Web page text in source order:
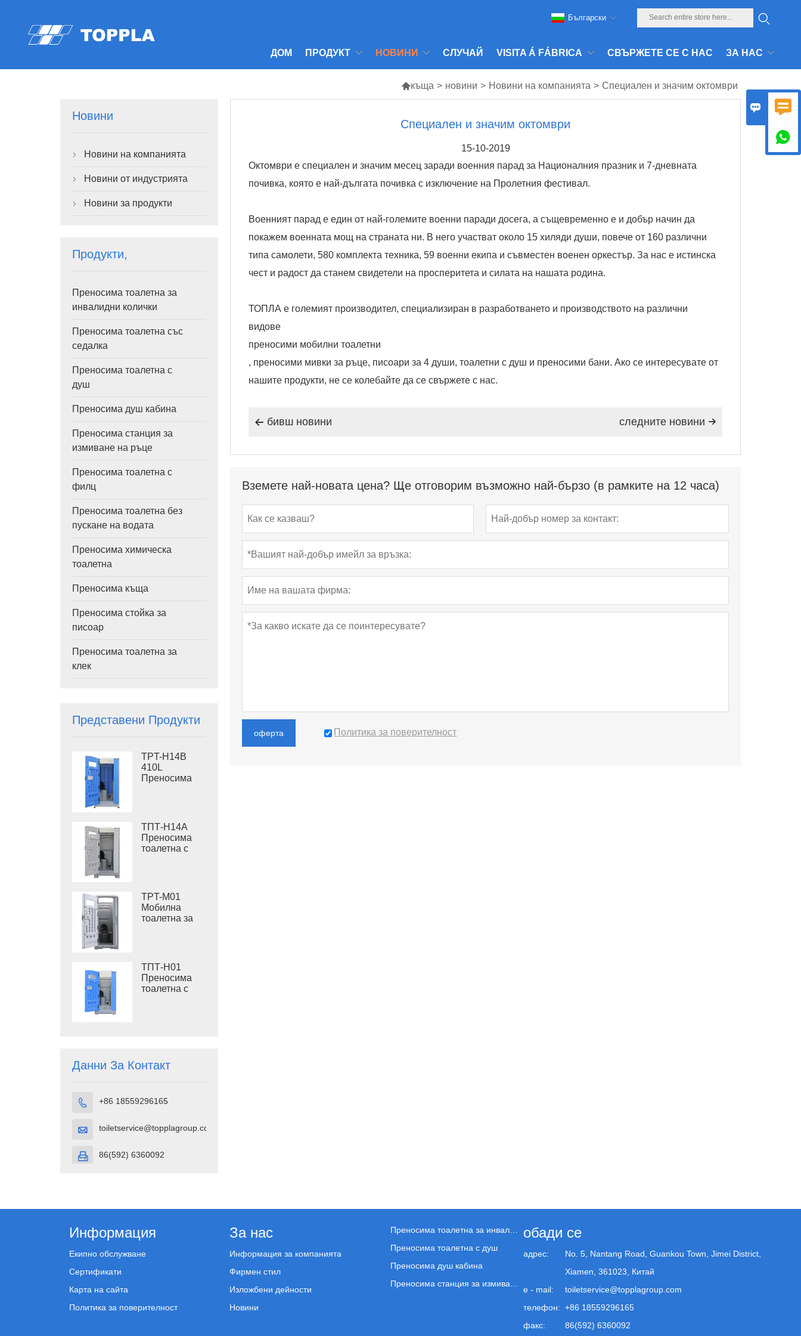
ДОМ ПРОДУКТ НОВИНИ СЛУЧАЙ VISITA Á FÁBRICA СВЪРЖЕТЕ СЕ С НАС ЗА НАС
Български
къща > новини > Новини на компанията > Специален и значим октомври
Новини
 Новини на компанията
 Новини от индустрията
 Новини за продукти
Продукти,
Преносима тоалетна за
инвалидни колички
Преносима тоалетна със
седалка
Преносима тоалетна с
душ
Преносима душ кабина
Преносима станция за
измиване на ръце
Преносима тоалетна с
филц
Преносима тоалетна без
пускане на водата
Преносима химическа
тоалетна
Преносима къща
Преносима стойка за
писоар
Преносима тоалетна за
клек
Представени Продукти
TPT-H14B
410L
Преносима
стоманена
платформа,
преносима
тоалетна за
ТПТ-H14A
Преносима
тоалетна с
отпадъци,
външна
пластмасова
тоалетна
TPT-M01
Мобилна
тоалетна за
ТПТ-H01
Преносима
тоалетна с
Данни За Контакт
 +86 18559296165
 toiletservice@topplagroup.com
 86(592) 6360092
Специален и значим октомври
15-10-2019
Октомври е специален и значим месец заради военния парад за Националния празник и 7-дневната
почивка, която е най-дългата почивка с изключение на Пролетния фестивал.
Военният парад е един от най-големите военни паради досега, а същевременно е и добър начин да
покажем военната мощ на страната ни. В него участват около 15 хиляди души, повече от 160 различни
типа самолети, 580 комплекта техника, 59 военни екипа и съвместен военен оркестър. За нас е истинска
чест и радост да станем свидетели на просперитета и силата на нашата родина.
ТОПЛА е големият производител, специализиран в разработването и производството на различни
видове
преносими мобилни тоалетни
, преносими мивки за ръце, писоари за 4 души, тоалетни с душ и преносими бани. Ако се интересувате от
нашите продукти, не се колебайте да се свържете с нас.
 бивш новини 
следните новини
Вземете най-новата цена? Ще отговорим възможно най-бързо (в рамките на 12 часа)
оферта Политика за поверителност
обади се
адрес:
No. 5, Nantang Road, Guankou Town, Jimei District,
Xiamen, 361023, Китай
e - mail:
toiletservice@topplagroup.com
телефон: +86 18559296165
факс:
86(592) 6360092
Информация
Екипно обслужване
Сертификати
Карта на сайта
Политика за поверителност
За нас
Информация за компанията
Фирмен стил
Изложбени дейности
Новини
Преносима тоалетна с душ
Преносима душ кабина
 
